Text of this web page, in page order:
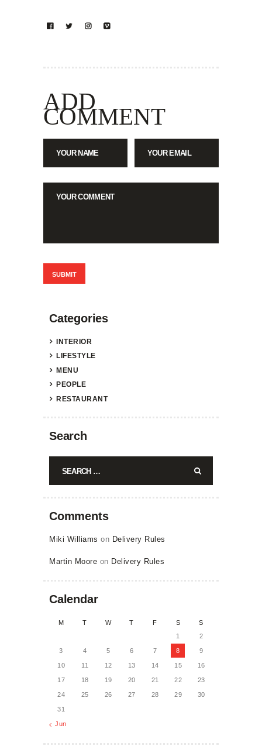
ADD
COMMENT
Categories
INTERIOR
LIFESTYLE
MENU
PEOPLE
RESTAURANT
Search
Comments
Miki Williams on Delivery Rules
Martin Moore on Delivery Rules
Calendar
M T W T F S S
« Jun
1 2
3 4 5 6 7 8 9
10 11 12 13 14 15 16
17 18 19 20 21 22 23
24 25 26 27 28 29 30
31